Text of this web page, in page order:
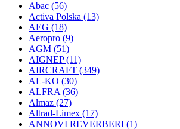
Abac (56)
Activa Polska (13)
AEG (18)
Aeropro (9)
AGM (51)
AIGNEP(11)
AIRCRAFT (349)
AL-KO (30)
ALFRA (36)
Almaz (27)
Altrad-Limex (17)
ANNOVI REVERBERI (1)